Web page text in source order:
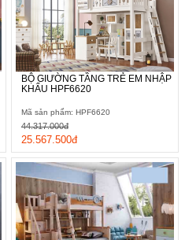
BỘ GIƯỜNG TẦNG TRẺ EM NHẬP
KHẨU HPF6620
Mã sản phẩm: HPF6620
25.567.500đ
44.317.000đ